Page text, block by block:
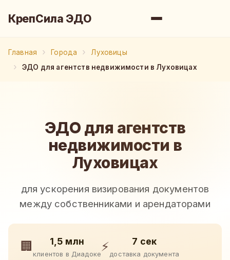
КрепСила ЭДО
Главная Города
Луховицы
ЭДО для агентств недвижимости в Луховицах
ЭДО для агентств
недвижимости в
Луховицах
для ускорения визирования документов
между собственниками и арендаторами
🏢 1,5 млн
клиентов в Диадоке
⚡ 7 сек
доставка документа